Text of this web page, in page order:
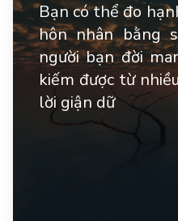
Bạn có thể đo
hôn nhân bằng
người bạn đời
kiếm được từ
lời giận dữ